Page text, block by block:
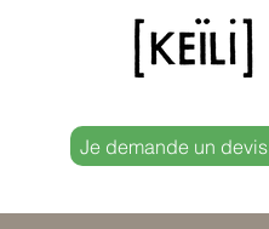
Je demande un devis